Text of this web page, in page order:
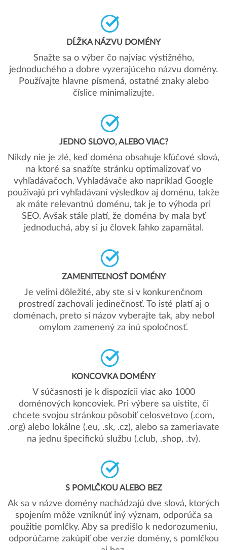
DĹŽKA NÁZVU DOMÉNY
Snažte sa o výber čo najviac výstižného,
jednoduchého a dobre vyzerajúceho názvu domény.
Používajte hlavne písmená, ostatné znaky alebo
číslice minimalizujte.
JEDNO SLOVO, ALEBO VIAC?
Nikdy nie je zlé, keď doména obsahuje kľúčové slová,
na ktoré sa snažíte stránku optimalizovať vo
vyhľadávačoch. Vyhladávače ako napríklad Google
použivajú pri vyhľadávaní výsledkov aj doménu, takže
ak máte relevantnú doménu, tak je to výhoda pri
SEO. Avšak stále platí, že doména by mala byť
jednoduchá, aby si ju človek ľahko zapamätal.
ZAMENITEĽNOSŤ DOMÉNY
Je veľmi dôležité, aby ste si v konkurenčnom
prostredí zachovali jedinečnosť. To isté platí aj o
doménach, preto si názov vyberajte tak, aby nebol
omylom zamenený za inú spoločnosť.
KONCOVKA DOMÉNY
V súčasnosti je k dispozícii viac ako 1000
doménových koncoviek. Pri výbere sa uistite, či
chcete svojou stránkou pôsobiť celosvetovo (.com,
.org) alebo lokálne (.eu, .sk, .cz), alebo sa zameriavate
na jednu špecifickú službu (.club, .shop, .tv).
S POMLČKOU ALEBO BEZ
Ak sa v názve domény nachádzajú dve slová, ktorých
spojením môže vzniknúť iný význam, odporúča sa
použitie pomlčky. Aby sa predišlo k nedorozumeniu,
odporúčame zakúpiť obe verzie domény, s pomlčkou